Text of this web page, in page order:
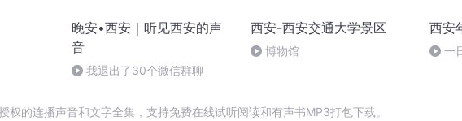
晚安•西安｜听见西安的声
音
我退出了30个微信群聊
西安-西安交通大学景区
博物馆
西安
一
的连播声音和文字全集，支持免费在线试听阅读和有声书MP3打包下载。